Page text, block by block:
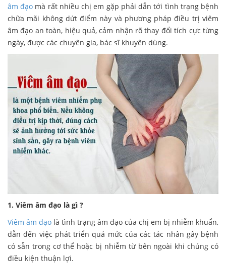
âm đạo mà rất nhiều chị em gặp phải dẫn tới tình trạng bệnh
chữa mãi không dứt điểm này và phương pháp điều trị viêm
âm đạo an toàn, hiệu quả, cảm nhận rõ thay đổi tích cực từng
ngày, được các chuyên gia, bác sĩ khuyên dùng.
1. Viêm âm đạo là gì ?
Viêm âm đạo là tình trạng âm đạo của chị em bị nhiễm khuẩn,
dẫn đến việc phát triển quá mức của các tác nhân gây bệnh
có sẵn trong cơ thể hoặc bị nhiễm từ bên ngoài khi chúng có
điều kiện thuận lợi.